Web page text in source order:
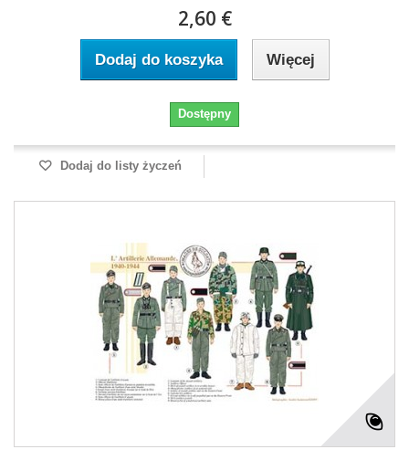
2,60 €
Dodaj do koszyka Więcej
Dostępny
Dodaj do listy życzeń